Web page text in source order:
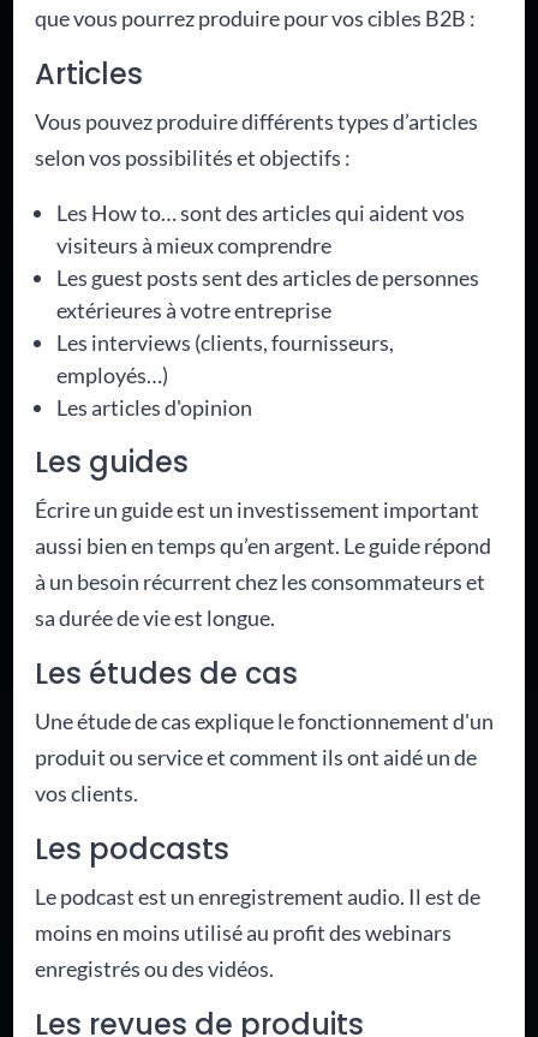
que vous pourrez produire pour vos cibles B2B :
Articles
Vous pouvez produire différents types d’articles
selon vos possibilités et objectifs :
Les How to… sont des articles qui aident vos
visiteurs à mieux comprendre
Les guest posts sent des articles de personnes
extérieures à votre entreprise
Les interviews (clients, fournisseurs,
employés…)
Les articles d'opinion
Les guides
Écrire un guide est un investissement important
aussi bien en temps qu’en argent. Le guide répond
à un besoin récurrent chez les consommateurs et
sa durée de vie est longue.
Les études de cas
Une étude de cas explique le fonctionnement d'un
produit ou service et comment ils ont aidé un de
vos clients.
Les podcasts
Le podcast est un enregistrement audio. Il est de
moins en moins utilisé au profit des webinars
enregistrés ou des vidéos.
Les revues de produits